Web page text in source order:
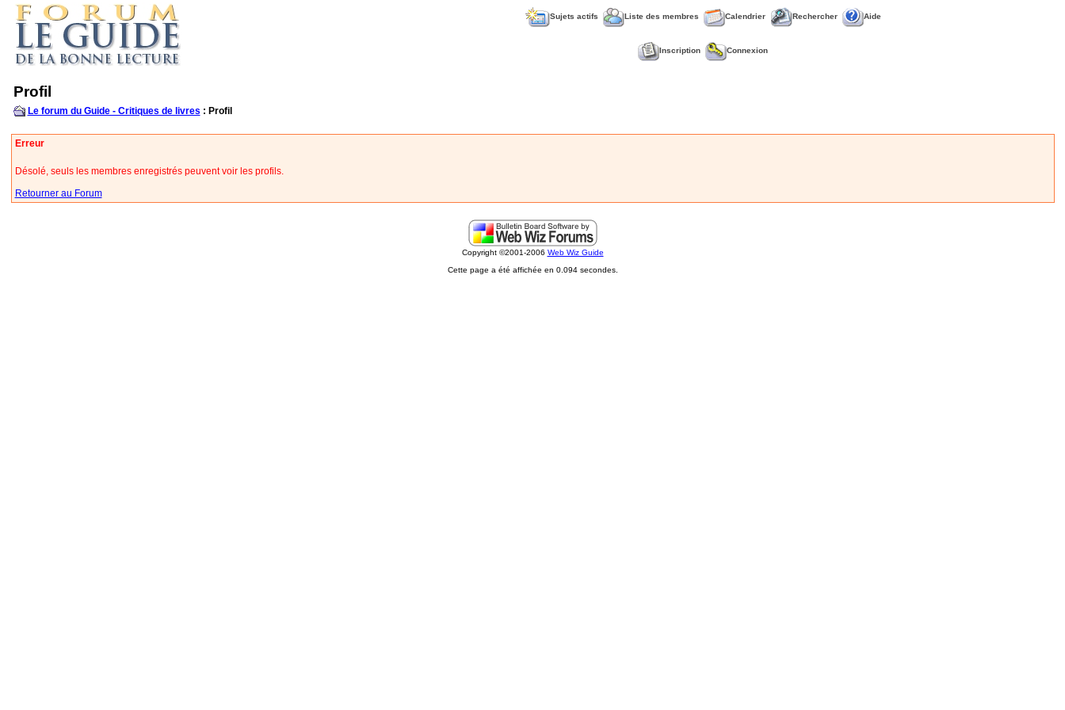
Sujets actifs Liste des membres Calendrier Rechercher Aide
Inscription Connexion
Profil
Le forum du Guide - Critiques de livres : Profil
Erreur
Désolé, seuls les membres enregistrés peuvent voir les profils.
Retourner au Forum
Copyright ©2001-2006 Web Wiz Guide
Cette page a été affichée en 0.094 secondes.